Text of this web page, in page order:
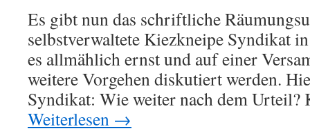
Es gibt nun das schriftliche
selbstverwaltete Kiezkneipe Syndikat
es allmählich ernst und auf einer
weitere Vorgehen diskutiert werden.
Syndikat: Wie weiter nach dem
Weiterlesen →